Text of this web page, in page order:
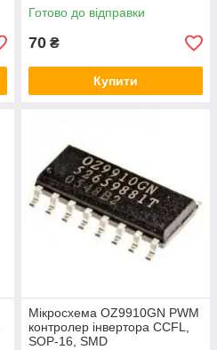
Готово до відправки
70 ₴
Купити
Мікросхема OZ9910GN PWM
контролер інвертора CCFL,
SOP-16, SMD